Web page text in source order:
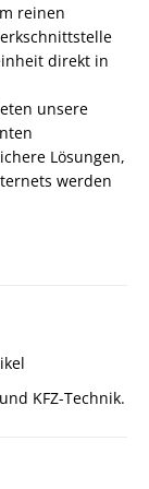
reinen
direkt in
unsere
Lösungen,
werden
KFZ-Technik.